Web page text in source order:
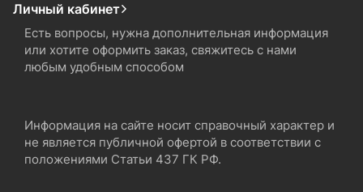
Личный кабинет
Есть вопросы, нужна дополнительная информация
или хотите оформить заказ, свяжитесь с нами
любым удобным способом
Информация на сайте носит справочный характер и
не является публичной офертой в соответствии с
положениями Статьи 437 ГК РФ.